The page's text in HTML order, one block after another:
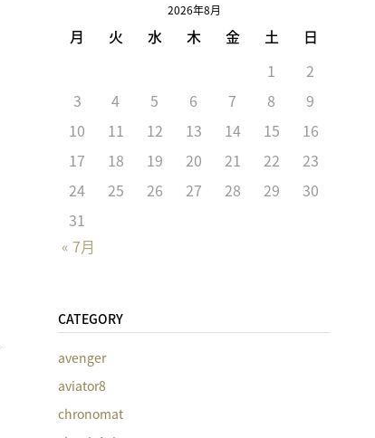
2026年8月
月 火 水 木 金 土 日
« 7月
1
2
3
4 5 6 7 8
9
10
11 12 13 14 15
16
17
18 19 20 21 22
23
24
25 26 27 28 29
30
31
CATEGORY
avenger
aviator8
chronomat